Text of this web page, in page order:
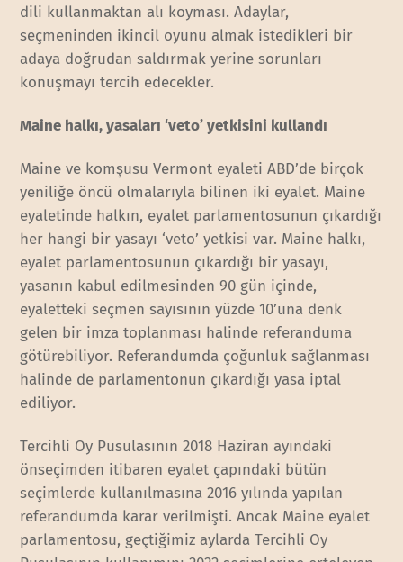
dili kullanmaktan alı koyması. Adaylar,
seçmeninden ikincil oyunu almak istedikleri bir
adaya doğrudan saldırmak yerine sorunları
konuşmayı tercih edecekler.
Maine halkı, yasaları ‘veto’ yetkisini kullandı
Maine ve komşusu Vermont eyaleti ABD’de birçok
yeniliğe öncü olmalarıyla bilinen iki eyalet. Maine
eyaletinde halkın, eyalet parlamentosunun çıkardığı
her hangi bir yasayı ‘veto’ yetkisi var. Maine halkı,
eyalet parlamentosunun çıkardığı bir yasayı,
yasanın kabul edilmesinden 90 gün içinde,
eyaletteki seçmen sayısının yüzde 10’una denk
gelen bir imza toplanması halinde referanduma
götürebiliyor. Referandumda çoğunluk sağlanması
halinde de parlamentonun çıkardığı yasa iptal
ediliyor.
Tercihli Oy Pusulasının 2018 Haziran ayındaki
önseçimden itibaren eyalet çapındaki bütün
seçimlerde kullanılmasına 2016 yılında yapılan
referandumda karar verilmişti. Ancak Maine eyalet
parlamentosu, geçtiğimiz aylarda Tercihli Oy